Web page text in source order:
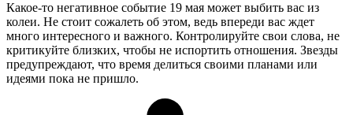
Какое-то негативное событие 19 мая может выбить вас из
колеи. Не стоит сожалеть об этом, ведь впереди вас ждет
много интересного и важного. Контролируйте свои слова, не
критикуйте близких, чтобы не испортить отношения. Звезды
предупреждают, что время делиться своими планами или
идеями пока не пришло.